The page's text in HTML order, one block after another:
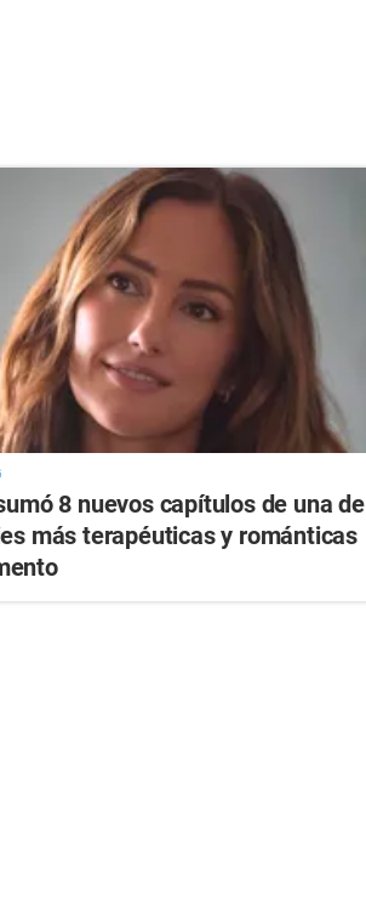
8 nuevos capítulos de una de
más terapéuticas y románticas